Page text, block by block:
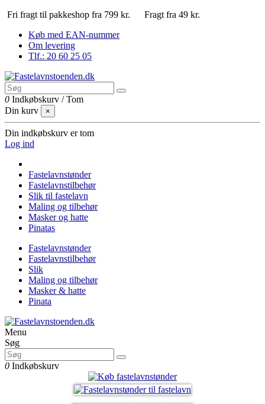
Fri fragt til pakkeshop fra 799 kr.
Fragt fra 49 kr.
Køb med EAN-nummer
Om levering
Tlf.: 20 60 25 05
0 Indkøbskurv /Tom
Din kurv
×
Din indkøbskurv er tom
Log ind
Fastelavnstønder
Fastelavnstilbehør
Slik til fastelavn
Maling og tilbehør
Masker og hatte
Pinatas
Fastelavnstønder
Fastelavnstilbehør
Slik
Maling og tilbehør
Masker & hatte
Pinata
Menu
Søg
0 Indkøbskurv